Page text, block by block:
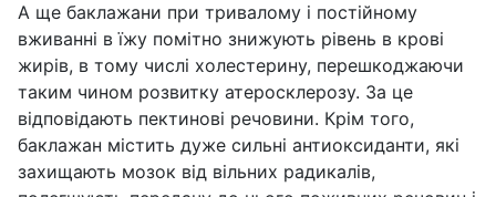
А ще баклажани при тривалому і постійному
вживанні в їжу помітно знижують рівень в крові
жирів, в тому числі холестерину, перешкоджаючи
таким чином розвитку атеросклерозу. За це
відповідають пектинові речовини. Крім того,
баклажан містить дуже сильні антиоксиданти, які
захищають мозок від вільних радикалів,